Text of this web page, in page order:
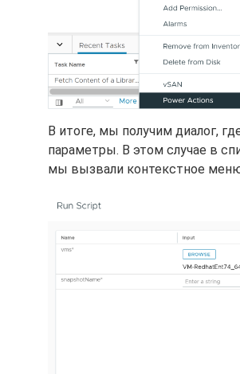
В итоге, мы получим диалог,
параметры. В этом случае в
мы вызвали контекстное